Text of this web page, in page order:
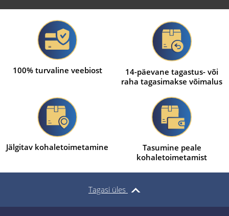
100% turvaline veebiost
14-päevane tagastus- või
raha tagasimakse võimalus
Jälgitav kohaletoimetamine
Tasumine peale
kohaletoimetamist
Tagasi üles